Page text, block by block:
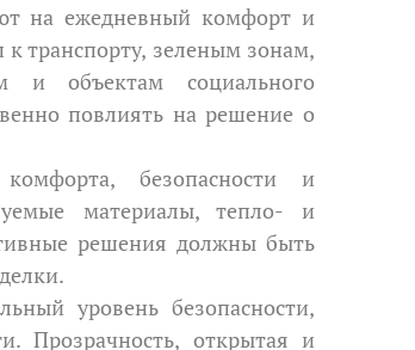
на ежедневный комфорт и
транспорту, зеленым зонам,
и объектам социального
повлиять на решение о
безопасности и
материалы, тепло- и
решения должны быть
уровень безопасности,
Прозрачность, открытая и